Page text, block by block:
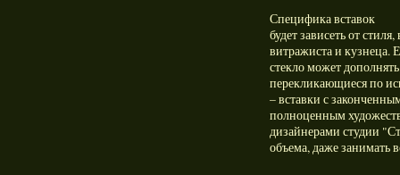
Специфика вставок
будет зависеть от
витражиста и кузнеца.
стекло может
перекликающиеся по
– вставки с
полноценным
дизайнерами студии
объема, даже занимать